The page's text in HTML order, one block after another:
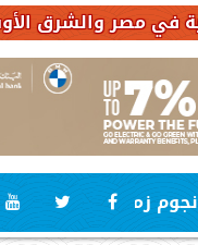
نجوم زمان رياضة